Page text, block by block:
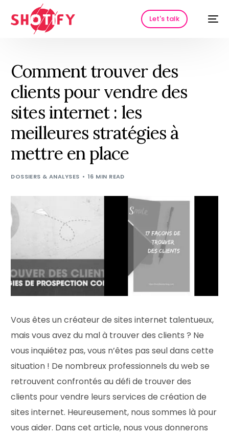
Let's talk
Comment trouver des
clients pour vendre des
sites internet : les
meilleures stratégies à
mettre en place
DOSSIERS & ANALYSES 16 MIN READ
Vous êtes un créateur de sites internet talentueux,
mais vous avez du mal à trouver des clients ? Ne
vous inquiétez pas, vous n’êtes pas seul dans cette
situation ! De nombreux professionnels du web se
retrouvent confrontés au défi de trouver des
clients pour vendre leurs services de création de
sites internet. Heureusement, nous sommes là pour
vous aider. Dans cet article, nous vous donnerons
HOT